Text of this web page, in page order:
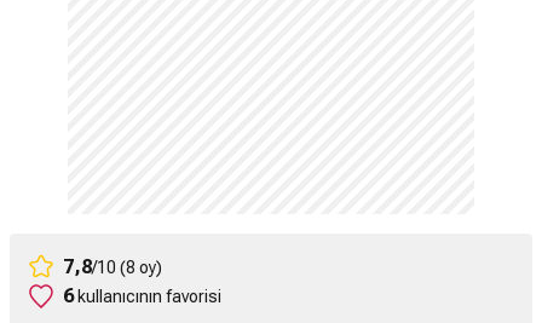
7,8/10 (8 oy)
6kullanıcının favorisi